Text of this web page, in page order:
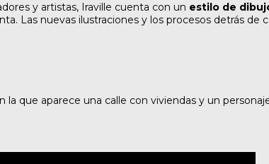
y artistas, Iraville cuenta con un estilo de
Las nuevas ilustraciones y los procesos detrás de
que aparece una calle con viviendas y un